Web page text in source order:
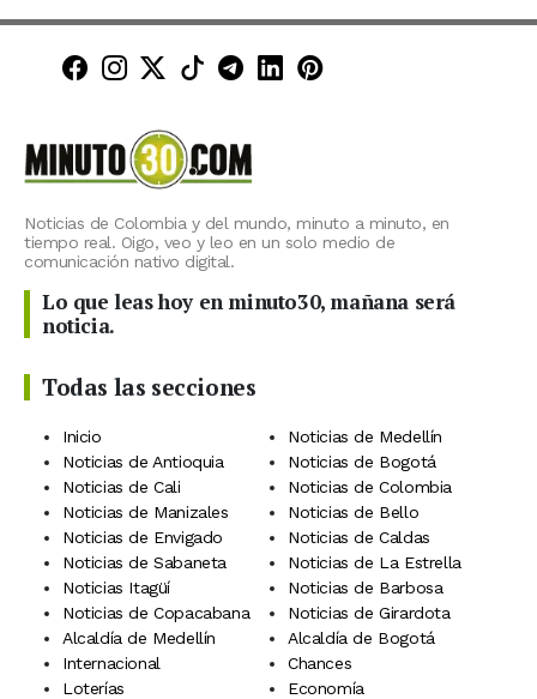
Minuto30 en Facebook
Minuto30 en Instagram
Minuto30 en X (Twitter)
Minuto30 en TikTok
Canal de Minuto30 en
Minuto30 en LinkedIn
Minuto30 en
Noticias de Colombia y del mundo, minuto a minuto, en
tiempo real. Oigo, veo y leo en un solo medio de
comunicación nativo digital.
Lo que leas hoy en minuto30, mañana será
noticia.
Todas las secciones
Inicio
Noticias de Medellín
Noticias de Antioquia
Noticias de Bogotá
Noticias de Cali
Noticias de Colombia
Noticias de Manizales
Noticias de Bello
Noticias de Envigado
Noticias de Caldas
Noticias de Sabaneta
Noticias de La Estrella
Noticias Itagüí
Noticias de Barbosa
Noticias de Copacabana
Noticias de Girardota
Alcaldía de Medellín
Alcaldía de Bogotá
Internacional
Chances
Loterías
Economía